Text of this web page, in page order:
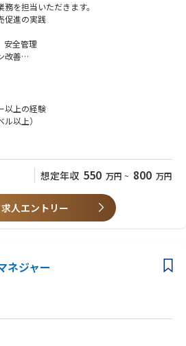
を担当いただきます。
促進の実践
安全管理
改善
の連携、調整、管理部門との連携
する業務
囲で変更の可能性あり
以上の経験
以上）
者。オープニング業務～安定運営までの長期
きる方。
野での専門知識や実務経験を持った方、宿泊
ある方。
想定年収 550 万円 ~ 800 万円
求人エントリー
ネジャー